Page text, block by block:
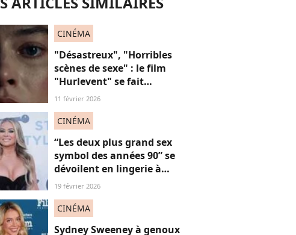
CINÉMA
"Désastreux", "Horribles
scènes de sexe" : le film
"Hurlevent" se fait
détruire par la presse, et si
sexistes ?
11 février 2026
CINÉMA
“Les deux plus grand sex
symbol des années 90” se
dévoilent en lingerie à
plus de 50 ans, face au
19 février 2026
CINÉMA
Sydney Sweeney à genoux